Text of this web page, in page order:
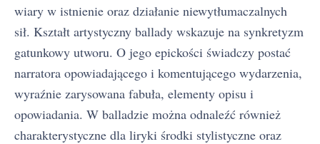
wiary w istnienie oraz działanie niewytłumaczalnych
sił. Kształt artystyczny ballady wskazuje na synkretyzm
gatunkowy utworu. O jego epickości świadczy postać
narratora opowiadającego i komentującego wydarzenia,
wyraźnie zarysowana fabuła, elementy opisu i
opowiadania. W balladzie można odnaleźć również
charakterystyczne dla liryki środki stylistyczne oraz